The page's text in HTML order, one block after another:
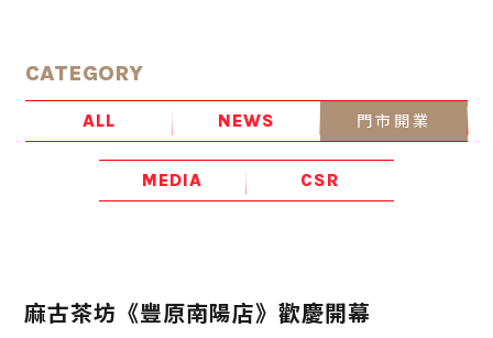
CATEGORY
ALL NEWS 門市開業
MEDIA CSR
麻古茶坊《豐原南陽店》歡慶開幕